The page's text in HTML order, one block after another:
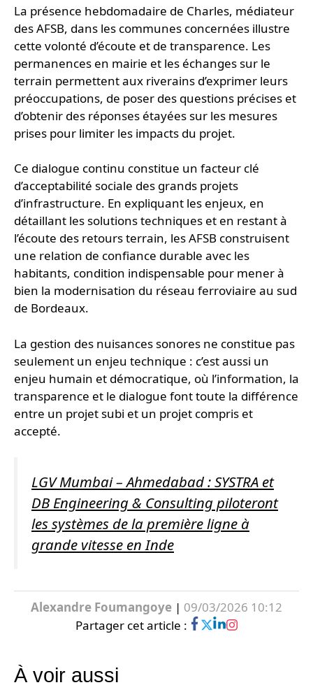
La présence hebdomadaire de Charles, médiateur
des AFSB, dans les communes concernées illustre
cette volonté d’écoute et de transparence. Les
permanences en mairie et les échanges sur le
terrain permettent aux riverains d’exprimer leurs
préoccupations, de poser des questions précises et
d’obtenir des réponses étayées sur les mesures
prises pour limiter les impacts du projet.
Ce dialogue continu constitue un facteur clé
d’acceptabilité sociale des grands projets
d’infrastructure. En expliquant les enjeux, en
détaillant les solutions techniques et en restant à
l’écoute des retours terrain, les AFSB construisent
une relation de confiance durable avec les
habitants, condition indispensable pour mener à
bien la modernisation du réseau ferroviaire au sud
de Bordeaux.
La gestion des nuisances sonores ne constitue pas
seulement un enjeu technique : c’est aussi un
enjeu humain et démocratique, où l’information, la
transparence et le dialogue font toute la différence
entre un projet subi et un projet compris et
accepté.
LGV Mumbai – Ahmedabad : SYSTRA et
DB Engineering & Consulting piloteront
les systèmes de la première ligne à
grande vitesse en Inde
Alexandre Foumangoye | 09/03/2026 10:12
Partager cet article :
À voir aussi